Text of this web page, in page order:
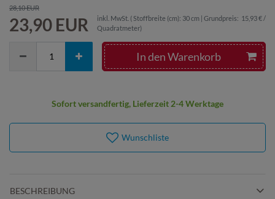
28,10 EUR
23,90 EUR inkl. MwSt. ( Stoffbreite (cm): 30 cm | Grundpreis: 15,93 € /
Quadratmeter)
In den Warenkorb
Sofort versandfertig, Lieferzeit 2-4 Werktage
Wunschliste
BESCHREIBUNG